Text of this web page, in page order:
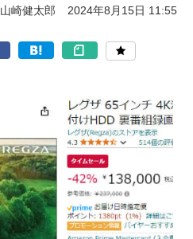
山崎健太郎 2024年8月15日 11:55